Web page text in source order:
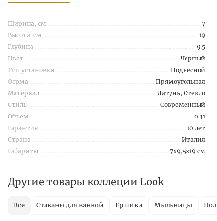
Ширина, см
7
Высота, см
19
Глубина
9.5
Цвет
Черный
Тип установки
Подвесной
Форма
Прямоугольная
Материал
Латунь, Стекло
Стиль
Современный
Объем
0.31
Гарантия
10 лет
Страна
Италия
Габариты
7x9,5x19 см
Другие товары коллеции Look
Все Стаканы для ванной Ершики Мыльницы